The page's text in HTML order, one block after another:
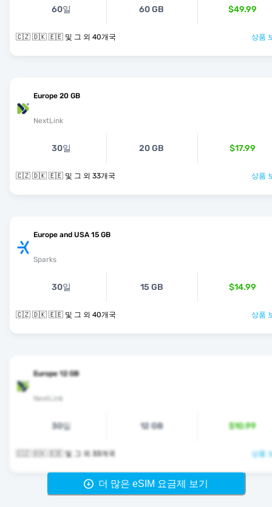
60일 60 GB $49.99
🇨🇿 🇩🇰 🇪🇪 및 그 외 40개국 상품
Europe 20 GB
NextLink
30일 20 GB $17.99
🇨🇿 🇩🇰 🇪🇪 및 그 외 33개국 상품
Europe and USA 15 GB
Sparks
30일 15 GB $14.99
🇨🇿 🇩🇰 🇪🇪 및 그 외 40개국 상품
Europe 12 GB
NextLink
30일 12 GB $10.99
🇨🇿 🇩🇰 🇪🇪 및 그 외 33개국 상품
더 많은 eSIM 요금제 보기